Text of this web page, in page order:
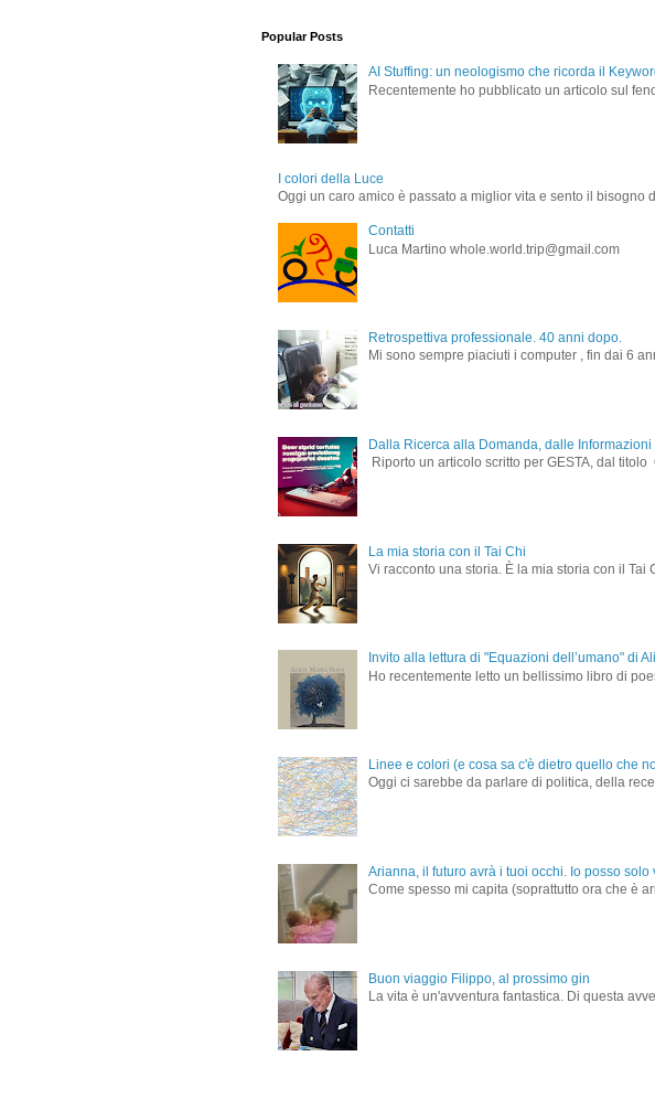
Popular Posts
AI Stuffing: un neologismo che ricorda il
Recentemente ho pubblicato un articolo sul
I colori della Luce
Oggi un caro amico è passato a miglior vita e sento il
Contatti
Luca Martino whole.world.trip@gmail.com
Retrospettiva professionale. 40 anni dopo.
Mi sono sempre piaciuti i computer , fin dai 6
Dalla Ricerca alla Domanda, dalle Informazioni
Riporto un articolo scritto per GESTA, dal
La mia storia con il Tai Chi
Vi racconto una storia. È la mia storia con il Tai
Invito alla lettura di "Equazioni dell’umano" di
Ho recentemente letto un bellissimo libro di
Linee e colori (e cosa sa c'è dietro quello che
Oggi ci sarebbe da parlare di politica, della
Arianna, il futuro avrà i tuoi occhi. Io posso
Come spesso mi capita (soprattutto ora che è
Buon viaggio Filippo, al prossimo gin
La vita è un'avventura fantastica. Di questa